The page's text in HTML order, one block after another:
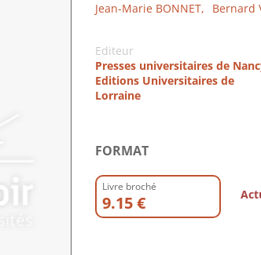
Jean-Marie BONNET, Bernard
Editeur
Presses universitaires de
Editions Universitaires de
Lorraine
FORMAT
Livre broché
9.15 €